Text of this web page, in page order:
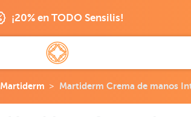
¡20% en TODO Sensilis!
Martiderm Martiderm Crema de manos